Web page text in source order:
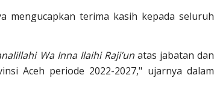
mengucapkan terima kasih kepada seluruh
Wa Inna Ilaihi Raji’unatas jabatan dan
Aceh periode 2022-2027," ujarnya dalam